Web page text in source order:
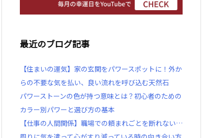
最近のブログ記事
【住まいの運気】家の玄関をパワースポットに！外か
らの不要な気を払い、良い流れを呼び込む天然石
パワーストーンの色が持つ意味とは？初心者のための
カラー別パワーと選び方の基本
【仕事の人間関係】職場での頼まれごとを断れない…